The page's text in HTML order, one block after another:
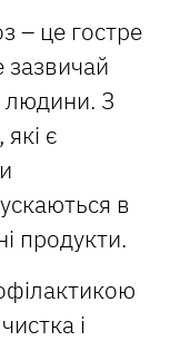
– це гостре
людини. З
є
в
продукти.
і